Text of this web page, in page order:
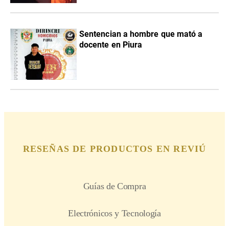
Sentencian a hombre que mató a
docente en Piura